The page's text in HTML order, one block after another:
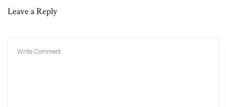
Leave a Reply